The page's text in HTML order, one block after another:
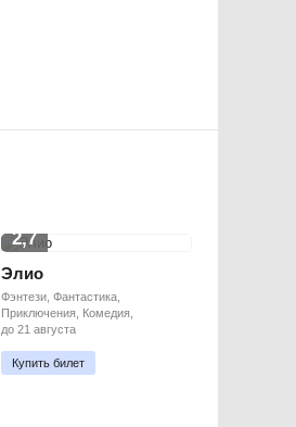
2,7
Элио
Фэнтези, Фантастика,
Приключения, Комедия,
до 21 августа
Купить билет